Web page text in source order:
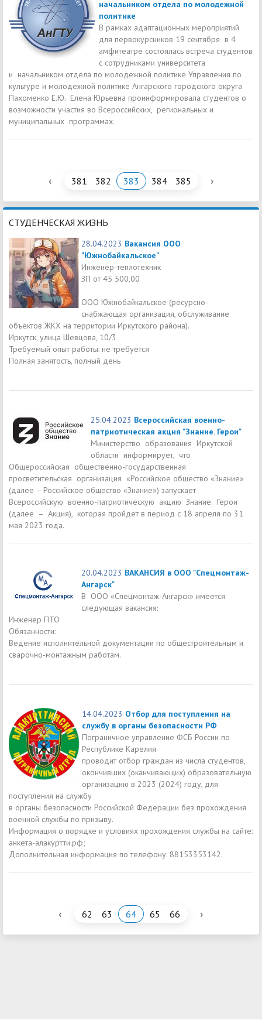
начальником отдела по молодежной
политике
В рамках адаптационных мероприятий
для первокурсников 19 сентября в 4
амфитеатре состоялась встреча студентов
с сотрудниками университета
и начальником отдела по молодежной политике Управления по
культуре и молодежной политике Ангарского городского округа
Пахоменко Е.Ю. Елена Юрьевна проинформировала студентов о
возможности участия во Всероссийских, региональных и
муниципальных программах.
‹ 381 382 383 384 385 ›
СТУДЕНЧЕСКАЯ ЖИЗНЬ
28.04.2023 Вакансия ООО
"Южнобайкальское"
Инженер-теплотехник
ЗП от 45 500,00
ООО Южнобайкальское (ресурсно-
снабжающая организация, обслуживание
объектов ЖКХ на территории Иркутского района).
Иркутск, улица Шевцова, 10/3
Требуемый опыт работы: не требуется
Полная занятость, полный день
25.04.2023 Всероссийская военно-
патриотическая акция "Знание. Герои"
Министерство образования Иркутской
области информирует, что
Общероссийская общественно-государственная
просветительская организация «Российское общество «Знание»
(далее – Российское общество «Знание») запускает
Всероссийскую военно-патриотическую акцию Знание. Герои
(далее – Акция), которая пройдет в период с 18 апреля по 31
мая 2023 года.
20.04.2023 ВАКАНСИЯ в ООО "Спецмонтаж-
Ангарск"
В ООО «Спецмонтаж-Ангарск» имеется
следующая вакансия:
Инженер ПТО
Обязанности:
Ведение исполнительной документации по общестроительным и
сварочно-монтажным работам.
14.04.2023 Отбор для поступления на
службу в органы безопасности РФ
Пограничное управление ФСБ России по
Республике Карелия
проводит отбор граждан из числа студентов,
окончивших (оканчивающих) образовательную
организацию в 2023 (2024) году, для
поступления на службу
в органы безопасности Российской Федерации без прохождения
военной службы по призыву.
Информация о порядке и условиях прохождения службы на сайте:
анкета-алакуртти.рф;
Дополнительная информация по телефону: 88153353142.
‹ 62 63 64 65 66 ›